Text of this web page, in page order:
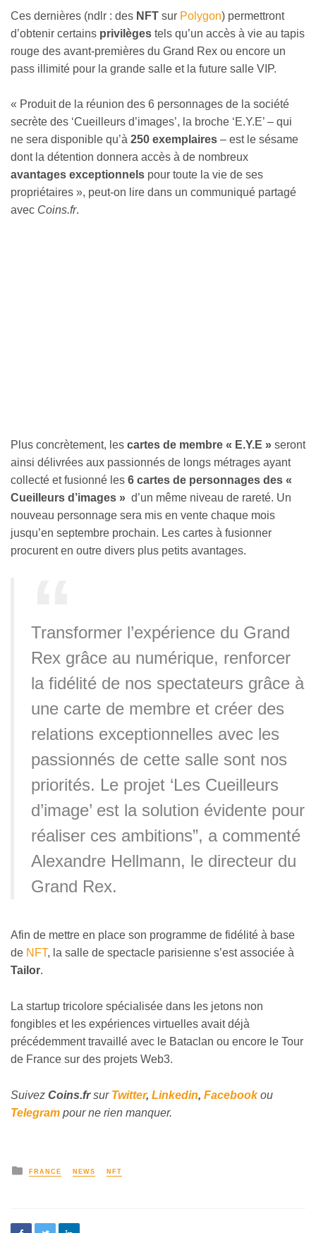
Ces dernières (ndlr : des NFT sur Polygon) permettront
d’obtenir certains privilèges tels qu’un accès à vie au tapis
rouge des avant-premières du Grand Rex ou encore un
pass illimité pour la grande salle et la future salle VIP.
« Produit de la réunion des 6 personnages de la société
secrète des ‘Cueilleurs d’images’, la broche ‘E.Y.E’ – qui
ne sera disponible qu’à 250 exemplaires – est le sésame
dont la détention donnera accès à de nombreux
avantages exceptionnels pour toute la vie de ses
propriétaires », peut-on lire dans un communiqué partagé
avec Coins.fr.
Plus concrètement, les cartes de membre « E.Y.E » seront
ainsi délivrées aux passionnés de longs métrages ayant
collecté et fusionné les 6 cartes de personnages des «
Cueilleurs d’images » d’un même niveau de rareté. Un
nouveau personnage sera mis en vente chaque mois
jusqu’en septembre prochain. Les cartes à fusionner
procurent en outre divers plus petits avantages.
Transformer l’expérience du Grand
Rex grâce au numérique, renforcer
la fidélité de nos spectateurs grâce à
une carte de membre et créer des
relations exceptionnelles avec les
passionnés de cette salle sont nos
priorités. Le projet ‘Les Cueilleurs
d’image’ est la solution évidente pour
réaliser ces ambitions”, a commenté
Alexandre Hellmann, le directeur du
Grand Rex.
Afin de mettre en place son programme de fidélité à base
de NFT, la salle de spectacle parisienne s’est associée à
Tailor.
La startup tricolore spécialisée dans les jetons non
fongibles et les expériences virtuelles avait déjà
précédemment travaillé avec le Bataclan ou encore le Tour
de France sur des projets Web3.
Suivez Coins.frsur Twitter, Linkedin, Facebookou
Telegram pour ne rien manquer.
FRANCE NEWS NFT